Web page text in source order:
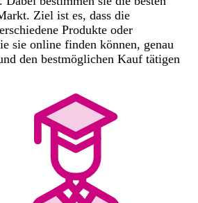
Ziel ist es, dass die
Produkte oder
sie online finden können, genau
den bestmöglichen Kauf tätigen